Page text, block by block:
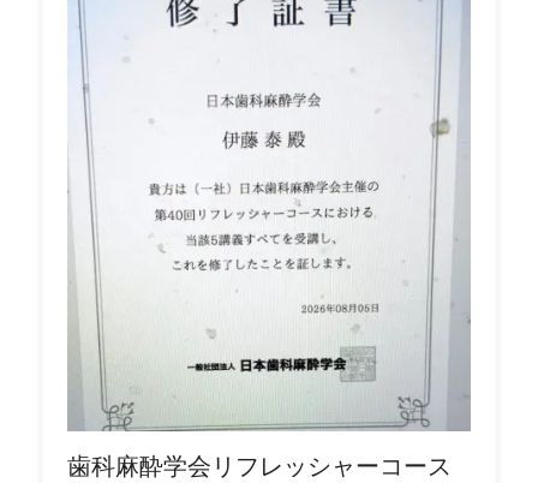
歯科麻酔学会リフレッシャーコース